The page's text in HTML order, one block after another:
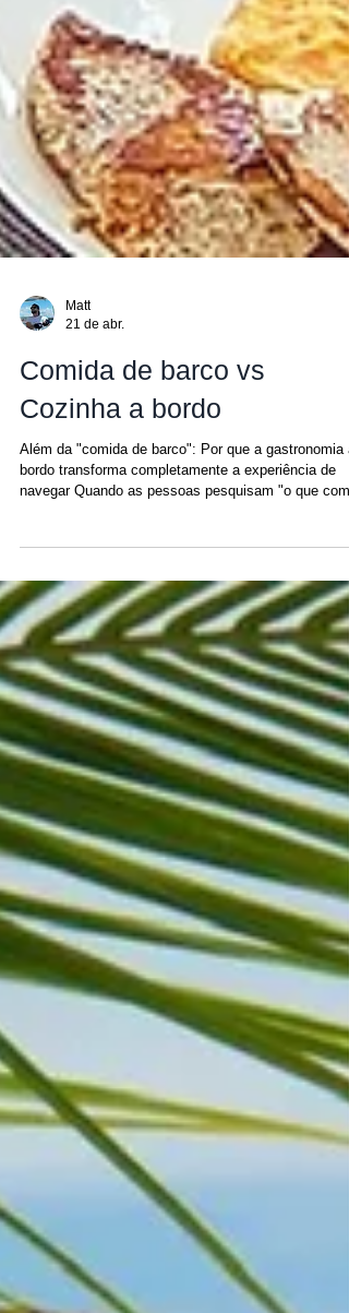
21 de abr.
Comida de barco vs
Cozinha a bordo
Além da "comida de barco": Por que a gastronomia a
algo simples: fast food, lanches básicos, talvez
grelhado. Mas em San Blas, essa suposição não
poderia estar mais longe da verdade. A verdadeira
diferença não está entre a comida do navio e a
do restaurante , mas sim entre o básico e a culinária
personalizada a bord